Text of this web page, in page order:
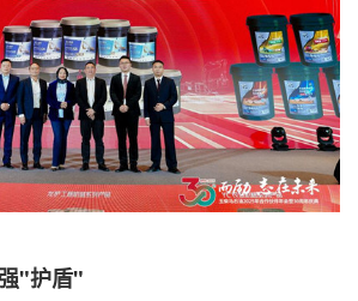
"护盾"